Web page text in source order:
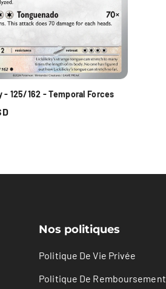
125/162 - Temporal Forces
Nos politiques
Politique De Vie Privée
Politique De Remboursement